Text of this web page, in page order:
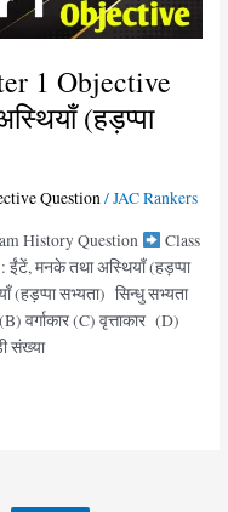
1 Objective
(हड़प्पा
Question/JAC Rankers
History Question
Class
मनके तथा अस्थियाँ (हड़प्पा
सभ्यता) सिन्धु सभ्यता
वर्गाकार (C) वृत्ताकार (D)
संख्या